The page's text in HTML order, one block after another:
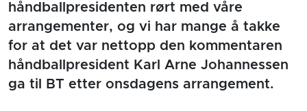
håndballpresidenten rørt med våre
arrangementer, og vi har mange å takke
for at det var nettopp den kommentaren
håndballpresident Karl Arne Johannessen
ga til BT etter onsdagens arrangement.